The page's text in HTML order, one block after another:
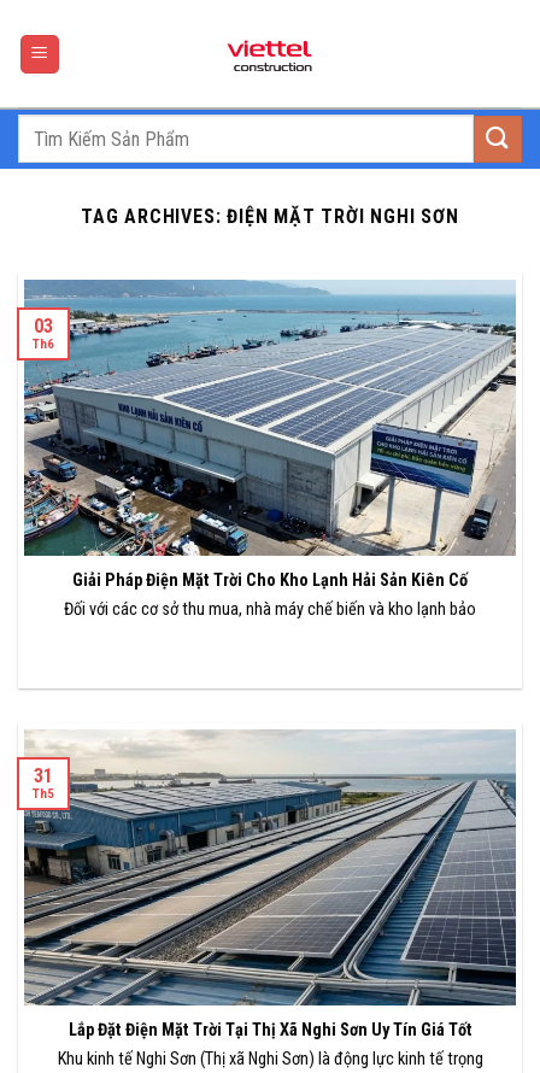
content
TAG ARCHIVES:ĐIỆN MẶT TRỜI NGHI SƠN
Giải Pháp Điện Mặt Trời Cho Kho Lạnh Hải Sản Kiên Cố
Đối với các cơ sở thu mua, nhà máy chế biến và kho lạnh bảo
03
Th6
Lắp Đặt Điện Mặt Trời Tại Thị Xã Nghi Sơn Uy Tín Giá Tốt
Khu kinh tế Nghi Sơn (Thị xã Nghi Sơn) là động lực kinh tế trọng
31
Th5